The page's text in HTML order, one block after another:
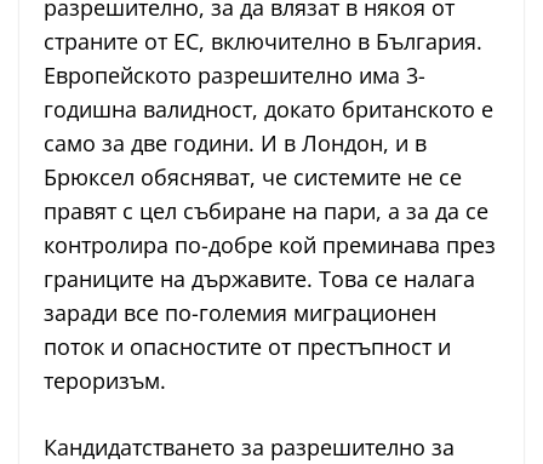
разрешително, за да влязат в някоя от
страните от ЕС, включително в България.
Европейското разрешително има 3-
годишна валидност, докато британското е
само за две години. И в Лондон, и в
Брюксел обясняват, че системите не се
правят с цел събиране на пари, а за да се
контролира по-добре кой преминава през
границите на държавите. Това се налага
заради все по-големия миграционен
поток и опасностите от престъпност и
тероризъм.
Кандидатстването за разрешително за